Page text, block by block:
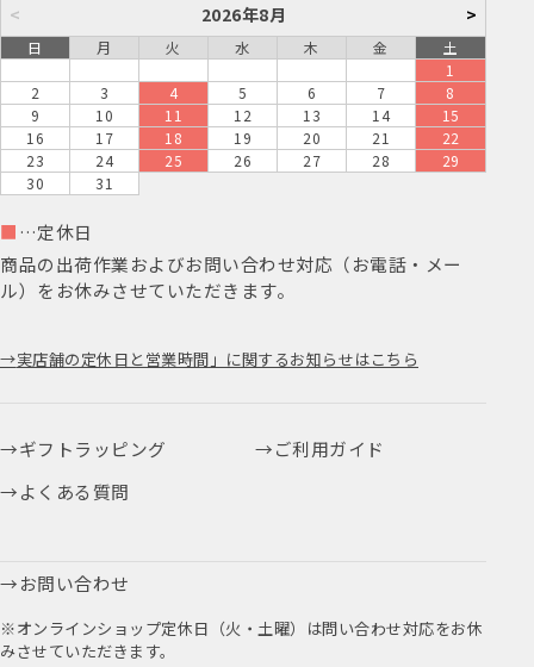
< 2026年8月 >
日 月 火 水 木 金
土
1
2
3 4 5 6 7
8
9
10 11 12 13 14
15
16
17 18 19 20 21
22
23
24 25 26 27 28
29
30
31
■ …定休日
商品の出荷作業およびお問い合わせ対応（お電話・メー
ル）をお休みさせていただきます。
実店舗の定休日と営業時間」に関するお知らせはこちら
ギフトラッピング
ご利用ガイド
よくある質問
お問い合わせ
※オンラインショップ定休日（火・土曜）は問い合わせ対応をお休
みさせていただきます。